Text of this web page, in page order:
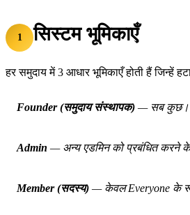
1 सिस्टम भूमिकाएँ
हर समुदाय में 3 आधार भूमिकाएँ होती हैं जिन्हें
Founder (समुदाय संस्थापक) — सब कुछ।
Admin — अन्य एडमिन को प्रबंधित करने
Member (सदस्य) — केवलEveryone के